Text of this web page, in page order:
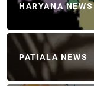
HARYANA NEWS
PATIALA NEWS